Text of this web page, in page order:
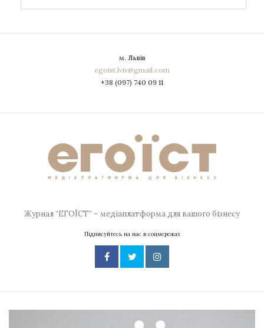
м. Львів
egoist.lviv@gmail.com
+38 (097) 740 09 11
Журнал “ЕГОЇСТ” – медіаплатформа для вашого бізнесу
Підписуйтесь на нас в соцмережах